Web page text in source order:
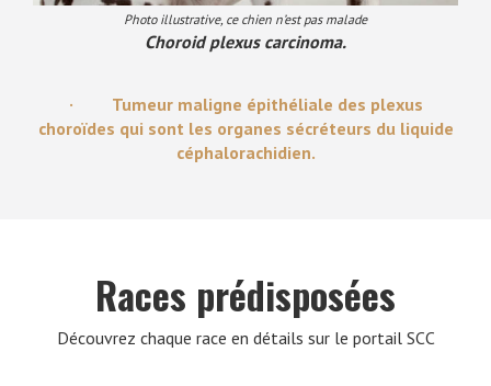
Photo illustrative, ce chien n’est pas malade
Choroid plexus carcinoma.
· Tumeur maligne épithéliale des plexus
choroïdes qui sont les organes sécréteurs du liquide
céphalorachidien.
Races prédisposées
Découvrez chaque race en détails sur le portail SCC